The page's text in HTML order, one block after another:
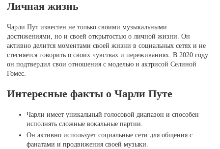
Личная жизнь
Чарли Пут известен не только своими музыкальными
достижениями, но и своей открытостью о личной жизни. Он
активно делится моментами своей жизни в социальных сетях и не
стесняется говорить о своих чувствах и переживаниях. В 2020 году
он подтвердил свои отношения с моделью и актрисой Селиной
Гомес.
Интересные факты о Чарли Путе
Чарли имеет уникальный голосовой диапазон и способен
исполнять сложные вокальные партии.
Он активно использует социальные сети для общения с
фанатами и продвижения своей музыки.